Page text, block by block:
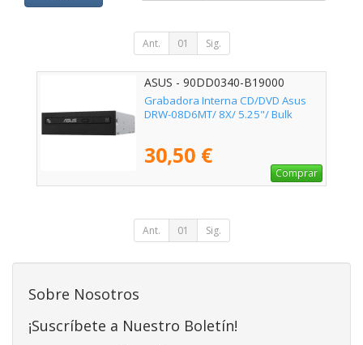
Ant. 01 Sig.
ASUS - 90DD0340-B19000
Grabadora Interna CD/DVD Asus
DRW-08D6MT/ 8X/ 5.25"/ Bulk
30,50 €
Comprar
Ant. 01 Sig.
Sobre Nosotros
¡Suscríbete a Nuestro Boletín!